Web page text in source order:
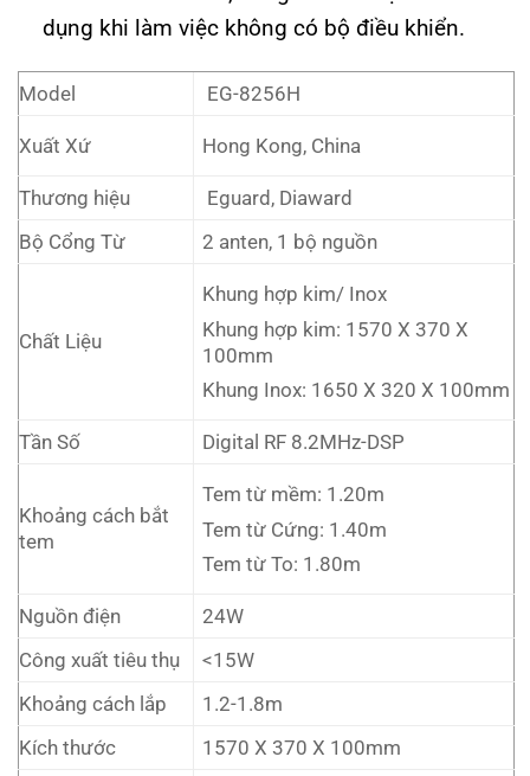
dụng khi làm việc không có bộ điều khiển.
Model EG-8256H
Xuất Xứ Hong Kong, China
Thương hiệu
Eguard, Diaward
Bộ Cổng Từ
2 anten, 1 bộ nguồn
Chất Liệu
Khung hợp kim/ Inox
Khung hợp kim: 1570 X 370 X
100mm
Khung Inox: 1650 X 320 X 100mm
Tần Số Digital RF 8.2MHz-DSP
Khoảng cách bắt
tem
Tem từ mềm: 1.20m
Tem từ Cứng: 1.40m
Tem từ To: 1.80m
Nguồn điện
24W
Công xuất tiêu thụ
<15W
Khoảng cách lắp
1.2-1.8m
Kích thước
1570 X 370 X 100mm